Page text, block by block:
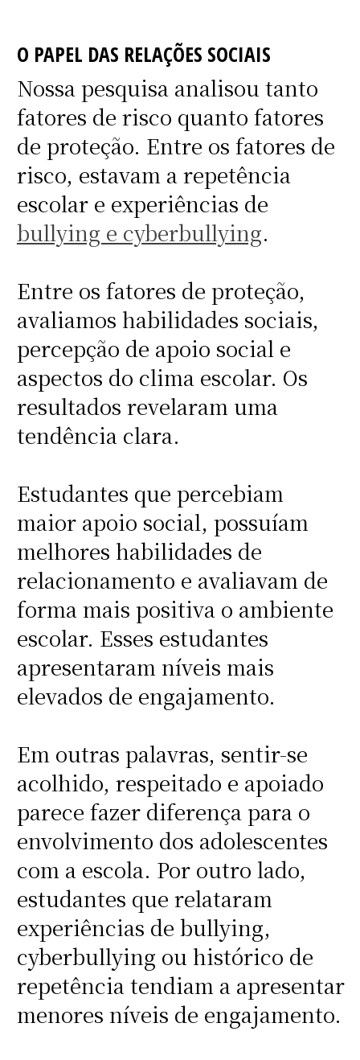
O PAPEL DAS RELAÇÕES SOCIAIS
Nossa pesquisa analisou tanto
fatores de risco quanto fatores
de proteção. Entre os fatores de
risco, estavam a repetência
escolar e experiências de
bullying e cyberbullying.
Entre os fatores de proteção,
avaliamos habilidades sociais,
percepção de apoio social e
aspectos do clima escolar. Os
resultados revelaram uma
tendência clara.
Estudantes que percebiam
maior apoio social, possuíam
melhores habilidades de
relacionamento e avaliavam de
forma mais positiva o ambiente
escolar. Esses estudantes
apresentaram níveis mais
elevados de engajamento.
Em outras palavras, sentir-se
acolhido, respeitado e apoiado
parece fazer diferença para o
envolvimento dos adolescentes
com a escola. Por outro lado,
estudantes que relataram
experiências de bullying,
cyberbullying ou histórico de
repetência tendiam a apresentar
menores níveis de engajamento.